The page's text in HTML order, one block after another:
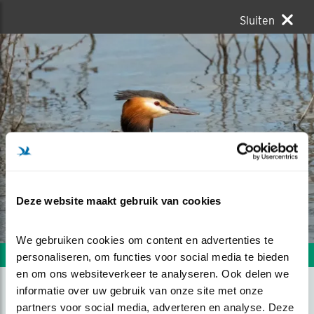
Deze website maakt gebruik van cookies
We gebruiken cookies om content en advertenties te
personaliseren, om functies voor social media te bieden
en om ons websiteverkeer te analyseren. Ook delen we
informatie over uw gebruik van onze site met onze
partners voor social media, adverteren en analyse. Deze
Sluiten
Volgende foto Vorige foto